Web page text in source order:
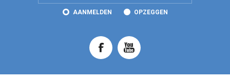
AANMELDEN OPZEGGEN